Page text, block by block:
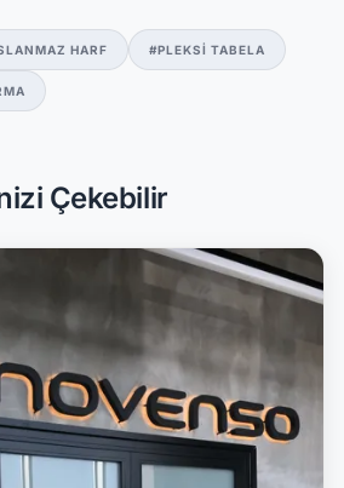
HARF #PLEKSI TABELA
Çekebilir